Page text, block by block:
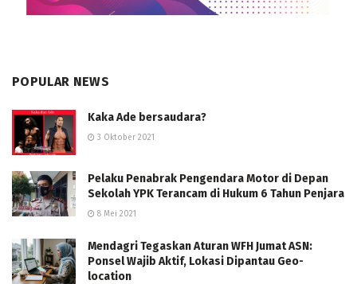
POPULAR NEWS
Kaka Ade bersaudara?
3 Oktober 2021
Pelaku Penabrak Pengendara Motor di Depan
Sekolah YPK Terancam di Hukum 6 Tahun Penjara
8 Mei 2021
Mendagri Tegaskan Aturan WFH Jumat ASN:
Ponsel Wajib Aktif, Lokasi Dipantau Geo-
location